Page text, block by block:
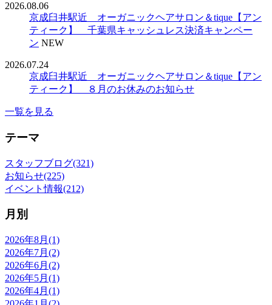
2026.08.06
京成臼井駅近 オーガニックヘアサロン＆tique【アン
ティーク】 千葉県キャッシュレス決済キャンペー
ン NEW
2026.07.24
京成臼井駅近 オーガニックヘアサロン＆tique【アン
ティーク】 ８月のお休みのお知らせ
一覧を見る
テーマ
スタッフブログ(321)
お知らせ(225)
イベント情報(212)
月別
2026年8月(1)
2026年7月(2)
2026年6月(2)
2026年5月(1)
2026年4月(1)